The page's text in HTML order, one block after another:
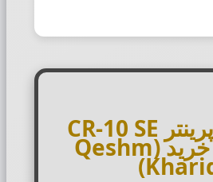
خرید پرینتر CR-10 SE
از قشم خرید (Qeshm